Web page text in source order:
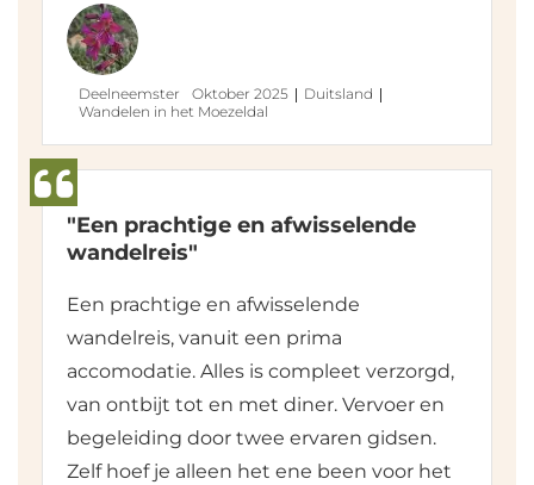
Deelneemster Oktober 2025
Duitsland
Wandelen in het Moezeldal
"Een prachtige en afwisselende
wandelreis"
Een prachtige en afwisselende
wandelreis, vanuit een prima
accomodatie. Alles is compleet verzorgd,
van ontbijt tot en met diner. Vervoer en
begeleiding door twee ervaren gidsen.
Zelf hoef je alleen het ene been voor het